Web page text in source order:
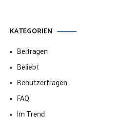
KATEGORIEN
Beitragen
Beliebt
Benutzerfragen
FAQ
Im Trend